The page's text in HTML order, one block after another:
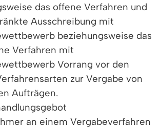
das offene Verfahren und
Ausschreibung mit
beziehungsweise das
Verfahren mit
Vorrang vor den
zur Vergabe von
Aufträgen.
an einem Vergabeverfahren